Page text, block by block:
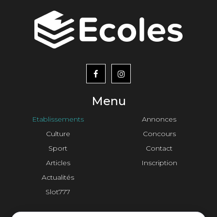
Menu
Etablissements
Culture
Sport
Articles
Actualités
Slot777
menu
footer2
Annonces
Concours
Contact
Inscription